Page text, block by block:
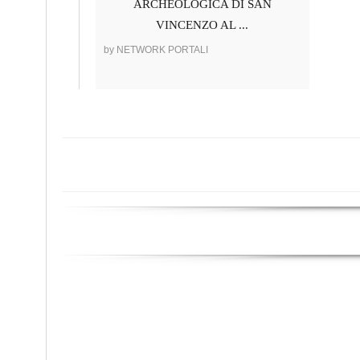
ARCHEOLOGICA DI SAN
VINCENZO AL ...
by NETWORK PORTALI